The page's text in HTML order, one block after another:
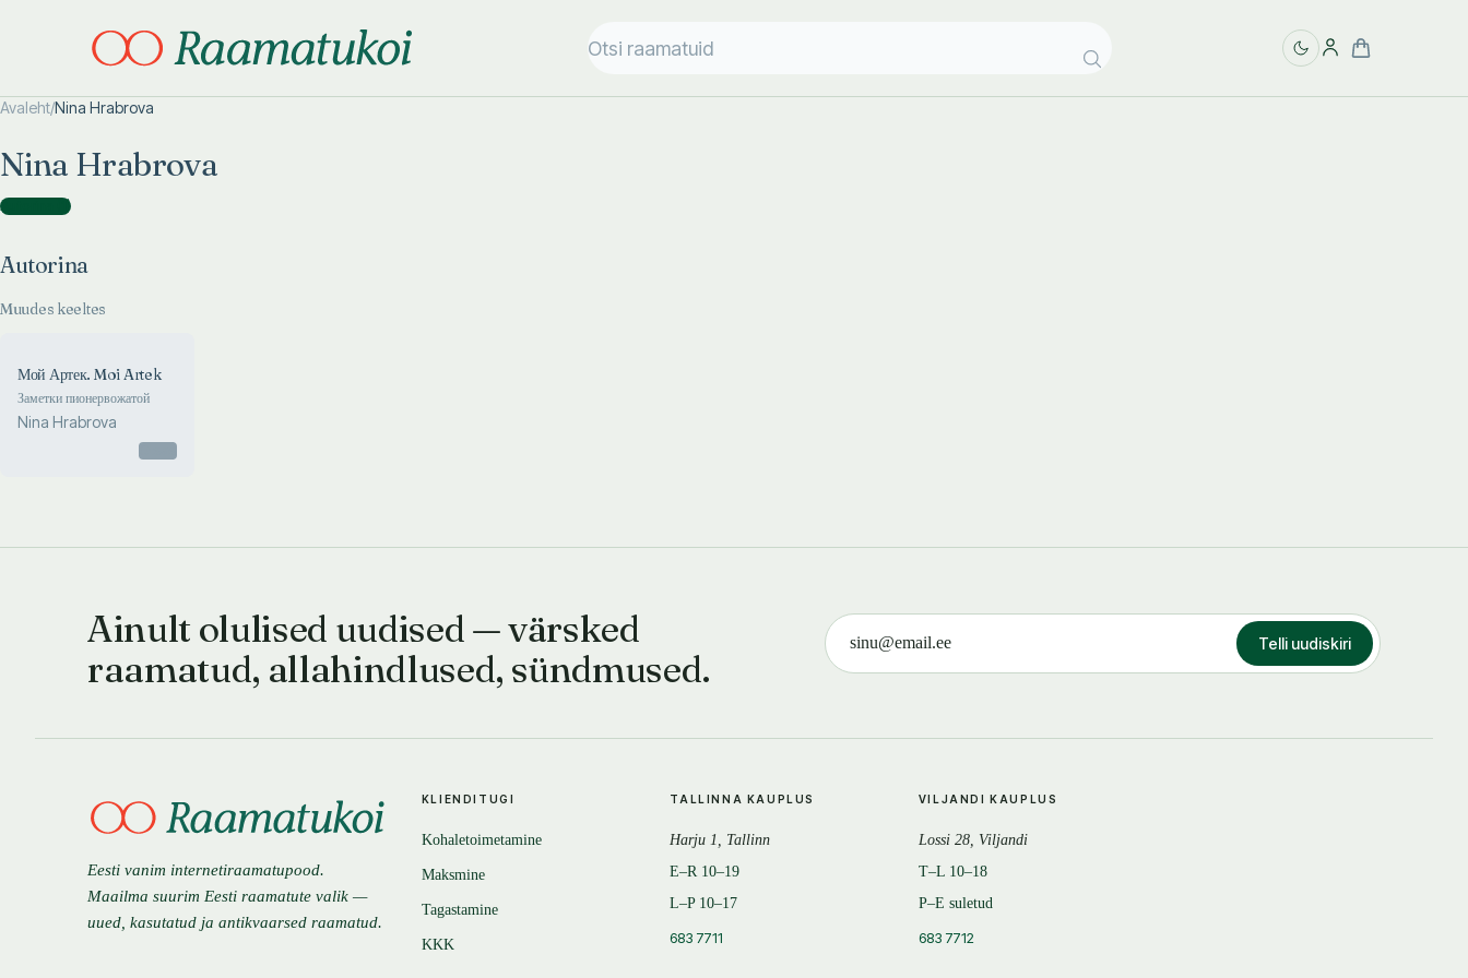
Avaleht/Nina Hrabrova
Nina Hrabrova
Autorina )
Autorina
Muudes keeltes
Мой Артек. Moi Artek
Заметки пионервожатой
Nina Hrabrova
Ainult olulised uudised — värsked
raamatud, allahindlused, sündmused.
Telli uudiskiri
Eesti vanim internetiraamatupood.
Maailma suurim Eesti raamatute valik —
uued, kasutatud ja antikvaarsed raamatud.
KLIENDITUGI
Kohaletoimetamine
Maksmine
Tagastamine
KKK
TALLINNA KAUPLUS
Harju 1, Tallinn
E–R 10–19
L–P 10–17
683 7711
VILJANDI KAUPLUS
Lossi 28, Viljandi
T–L 10–18
P–E suletud
683 7712